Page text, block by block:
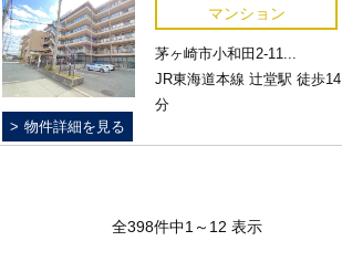
物件詳細を見る
マンション
茅ヶ崎市小和田2-11...
JR東海道本線 辻堂駅 徒歩14
分
全398件中1～12 表示